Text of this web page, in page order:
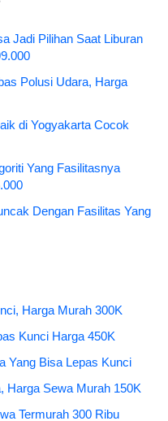
Jadi Pilihan Saat Liburan
Polusi Udara, Harga
di Yogyakarta Cocok
Yang Fasilitasnya
Dengan Fasilitas Yang
Harga Murah 300K
Kunci Harga 450K
Yang Bisa Lepas Kunci
Harga Sewa Murah 150K
Termurah 300 Ribu